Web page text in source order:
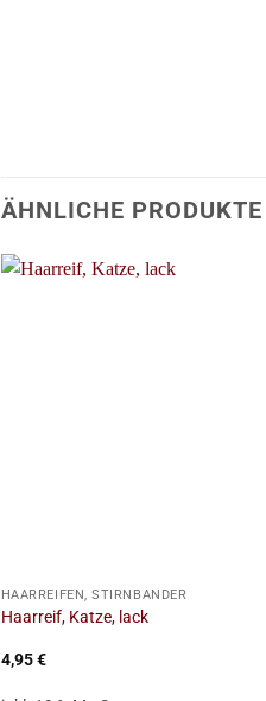
ÄHNLICHE PRODUKTE
HAARREIFEN, STIRNBÄNDER
Haarreif, Katze, lack
4,95€